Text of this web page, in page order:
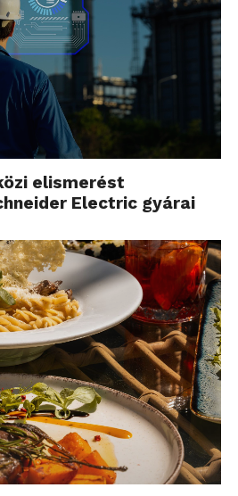
elismerést
Electric gyárai